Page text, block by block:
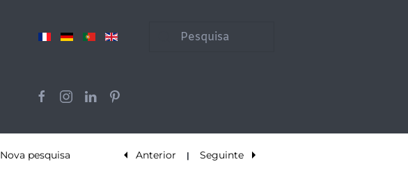
Nova pesquisa Anterior | Seguinte